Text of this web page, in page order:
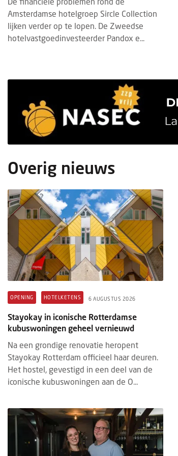
Amsterdamse hotelgroep Sircle Collection
lijken verder op te lopen. De Zweedse
hotelvastgoedinvesteerder Pandox e...
Overig nieuws
OPENING HOTELKETENS 6 AUGUSTUS 2026
Stayokay in iconische Rotterdamse
kubuswoningen geheel vernieuwd
Na een grondige renovatie heropent
Stayokay Rotterdam officieel haar deuren.
Het hostel, gevestigd in een deel van de
iconische kubuswoningen aan de O...